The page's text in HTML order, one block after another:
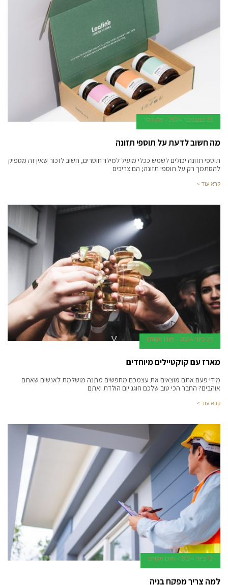
20 בנובמבר 2024 ערן הלר
מה חשוב לדעת על תוספי תזונה
תוספי תזונה יכולים לשמש ככלי מועיל למילוי חוסרים, חשוב לזכור שאין זה מספיק
להסתמך רק על תוספי תזונה; הם צריכים
קרא עוד >
23 ביוני 2024 תוכן מקודם
מארז עם קוקטיילים מיוחדים
מידי פעם אתם מוצאים את עצמכם מחפשים מתנה מושלמת לאנשים שאתם
אוהבים? החבר הכי טוב שלכם חוגג יום הולדת ואתם
קרא עוד >
12 ביוני 2024 תוכן מקודם
למה צריך מפקח בניה